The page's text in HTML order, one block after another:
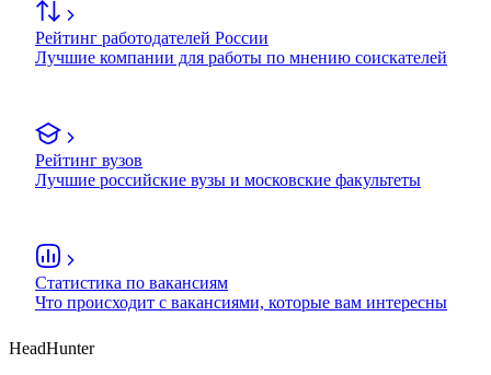
Рейтинг работодателей России
Лучшие компании для работы по мнению соискателей
Рейтинг вузов
Лучшие российские вузы и московские факультеты
Статистика по вакансиям
Что происходит с вакансиями, которые вам интересны
HeadHunter